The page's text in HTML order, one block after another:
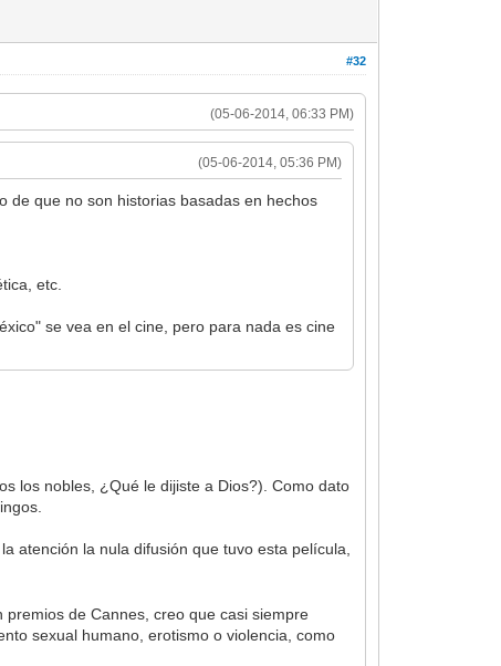
#32
(05-06-2014, 06:33 PM)
(05-06-2014, 05:36 PM)
de que no son historias basadas en hechos
etc.
se vea en el cine, pero para nada es cine
los nobles, ¿Qué le dijiste a Dios?). Como dato
atención la nula difusión que tuvo esta película,
de Cannes, creo que casi siempre
sexual humano, erotismo o violencia, como